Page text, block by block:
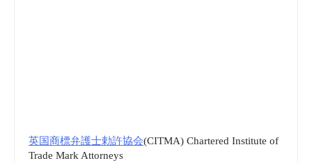
英国商標弁護士勅許協会(CITMA) Chartered Institute of
Trade Mark Attorneys